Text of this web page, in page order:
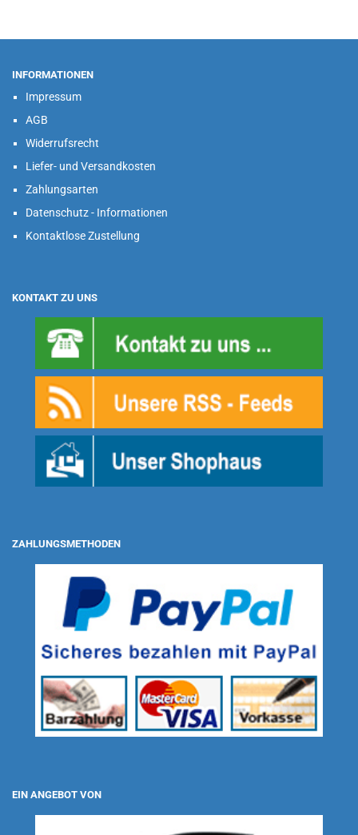
INFORMATIONEN
Impressum
AGB
Widerrufsrecht
Liefer- und Versandkosten
Zahlungsarten
Datenschutz - Informationen
Kontaktlose Zustellung
KONTAKT ZU UNS
ZAHLUNGSMETHODEN
EIN ANGEBOT VON